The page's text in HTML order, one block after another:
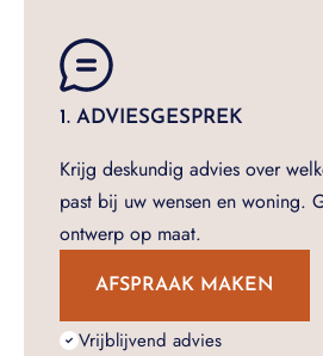
1. ADVIESGESPREK
Krijg deskundig advies over
past bij uw wensen en woning.
ontwerp op maat.
AFSPRAAK MAKEN
Vrijblijvend advies